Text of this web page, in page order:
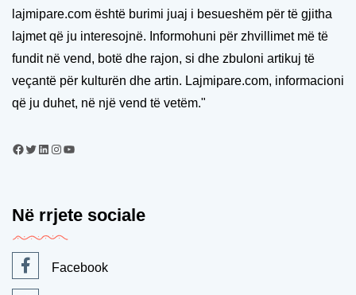
lajmipare.com është burimi juaj i besueshëm për të gjitha
lajmet që ju interesojnë. Informohuni për zhvillimet më të
fundit në vend, botë dhe rajon, si dhe zbuloni artikuj të
veçantë për kulturën dhe artin. Lajmipare.com, informacioni
që ju duhet, në një vend të vetëm."
Në rrjete sociale
Facebook